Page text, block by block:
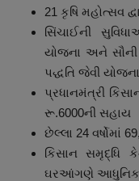
21 કૃષિ મહોત્સવ
સિંચાઈની
યોજના અને
પદ્ધતિ જેવી
પ્રધાનમંત્રી
રૂ.6000ની સહાય
છેલ્લા 24 વર્ષોમાં
કિસાન સમૃદ્ધિ
ઘરઆંગણે આધુનિક